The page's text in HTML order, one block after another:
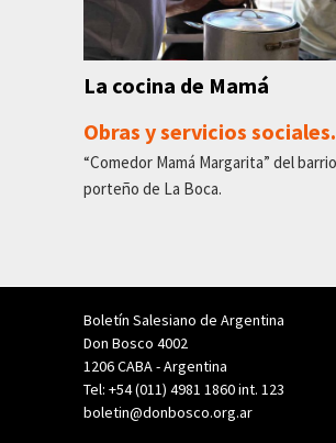
La cocina de Mamá
Obras y servicios sociales.
“Comedor Mamá Margarita” del barrio
porteño de La Boca.
Boletín Salesiano de Argentina
Don Bosco 4002
1206 CABA - Argentina
Tel: +54 (011) 4981 1860 int. 123
boletin@donbosco.org.ar